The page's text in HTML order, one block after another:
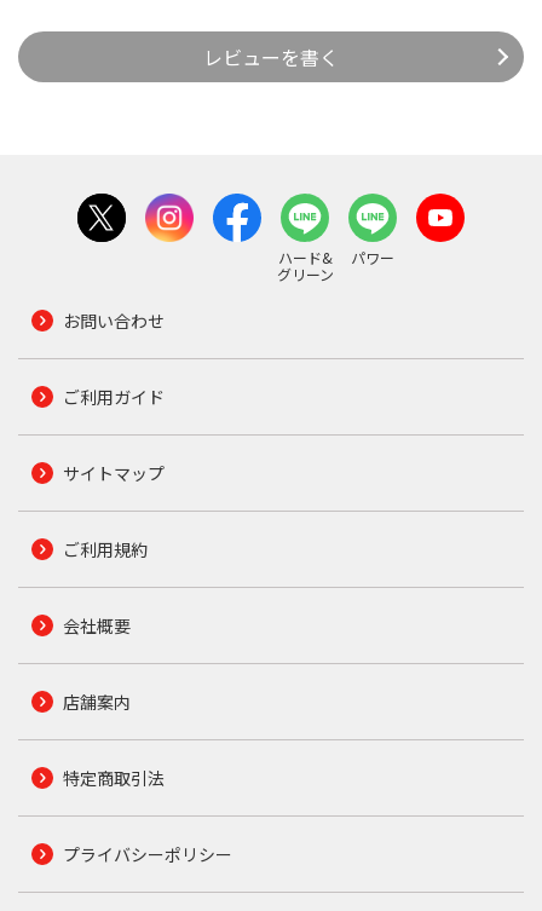
レビューを書く
ハード&
グリーン
パワー
お問い合わせ
ご利用ガイド
サイトマップ
ご利用規約
会社概要
店舗案内
特定商取引法
プライバシーポリシー